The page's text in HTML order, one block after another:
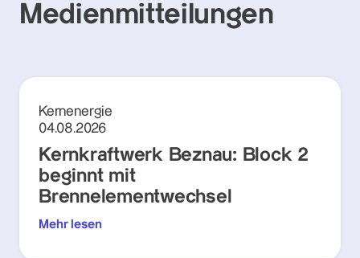
Medienmitteilungen
Kernenergie
04.08.2026
Kernkraftwerk Beznau: Block 2
beginnt mit
Brennelementwechsel
Mehr lesen